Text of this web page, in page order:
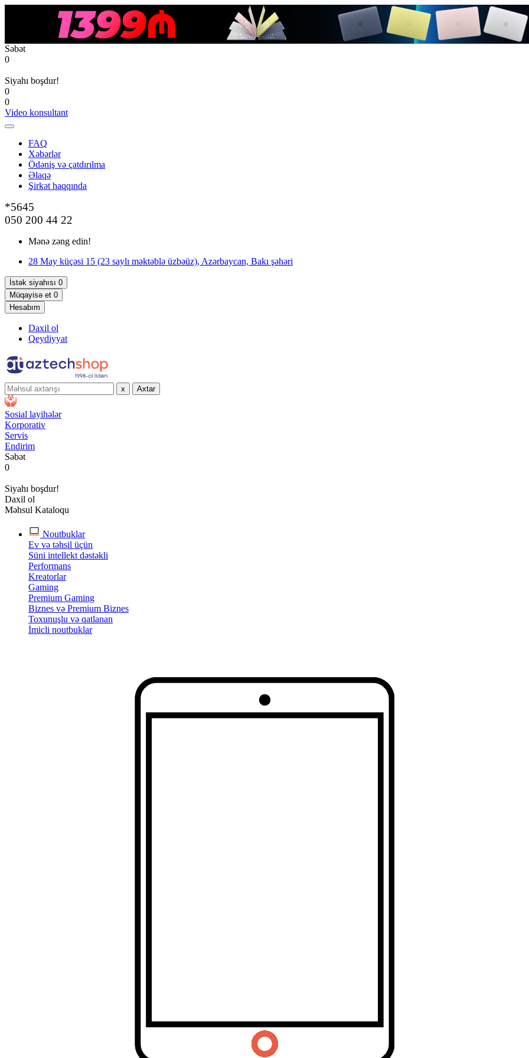
Səbət
0
Siyahı boşdur!
0
0
Video konsultant
FAQ
Xəbərlər
Ödəniş və çatdırılma
Əlaqə
Şirkət haqqında
*5645
050 200 44 22
Mənə zəng edin!
28 May küçəsi 15 (23 saylı məktəblə üzbəüz), Azərbaycan, Bakı şəhəri
İstək siyahısı 0
Müqayisə et 0
Hesabım
Daxil ol
Qeydiyyat
x Axtar
Sosial layihələr
Korporativ
Servis
Endirim
Səbət
0
Siyahı boşdur!
Daxil ol
Məhsul Kataloqu
Noutbuklar
Ev və təhsil üçün
Süni intellekt dəstəkli
Performans
Kreatorlar
Gaming
Premium Gaming
Biznes və Premium Biznes
Toxunuşlu və qatlanan
İmicli noutbuklar